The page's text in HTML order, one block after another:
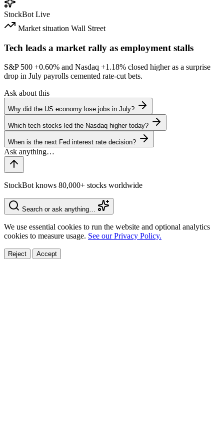
StockBot Live
Market situation Wall Street
Tech leads a market rally as employment stalls
S&P 500 +0.60% and Nasdaq +1.18% closed higher as a surprise
drop in July payrolls cemented rate-cut bets.
Ask about this
Why did the US economy lose jobs in July?
Which tech stocks led the Nasdaq higher today?
When is the next Fed interest rate decision?
StockBot knows 80,000+ stocks worldwide
Search or ask anything…
We use essential cookies to run the website and optional analytics
cookies to measure usage. See our Privacy Policy.
Reject Accept